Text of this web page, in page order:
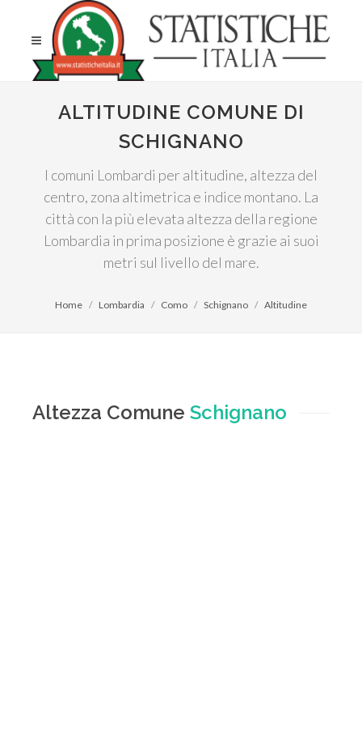
ALTITUDINE COMUNE DI
SCHIGNANO
I comuni Lombardi per altitudine, altezza del
centro, zona altimetrica e indice montano. La
città con la più elevata altezza della regione
Lombardia in prima posizione è grazie ai suoi
metri sul livello del mare.
Home Lombardia Como Schignano Altitudine
Altezza Comune Schignano